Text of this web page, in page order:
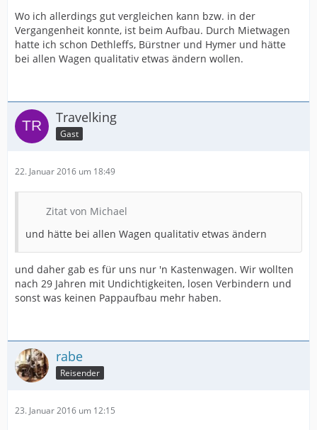
Wo ich allerdings gut vergleichen kann bzw. in der
Vergangenheit konnte, ist beim Aufbau. Durch Mietwagen
hatte ich schon Dethleffs, Bürstner und Hymer und hätte
bei allen Wagen qualitativ etwas ändern wollen.
Travelking
Gast
22. Januar 2016 um 18:49
Zitat von Michael
und hätte bei allen Wagen qualitativ etwas ändern
und daher gab es für uns nur 'n Kastenwagen. Wir wollten
nach 29 Jahren mit Undichtigkeiten, losen Verbindern und
sonst was keinen Pappaufbau mehr haben.
rabe
Reisender
23. Januar 2016 um 12:15